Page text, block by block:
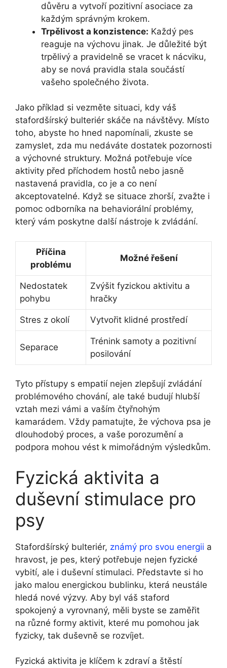
důvěru a vytvoří pozitivní asociace za
každým správným krokem.
Trpělivost a konzistence: Každý pes
reaguje na výchovu jinak. ‍Je důležité⁣ být
trpělivý a pravidelně se vracet k nácviku,
aby se nová pravidla stala součástí
vašeho společného ‌života.
Jako příklad si vezměte situaci, kdy váš
stafordšírský bulteriér skáče na návštěvy. Místo
toho, abyste ho hned napomínali, zkuste se
zamyslet, zda ⁢mu nedáváte dostatek pozornosti
a výchovné struktury. Možná potřebuje více
aktivity před příchodem hostů ⁣nebo⁣ jasně​
nastavená pravidla, co je a co není
akceptovatelné.⁤ Když se situace zhorší, zvažte⁢ i
pomoc odborníka na behaviorální problémy,
který vám ⁢poskytne další nástroje k ⁢zvládání.
Příčina
problému
Možné řešení
Nedostatek
pohybu
Zvýšit fyzickou aktivitu a
hračky
Stres z okolí Vytvořit klidné prostředí
Separace
Trénink⁤ samoty a pozitivní
posilování
Tyto přístupy s empatií nejen zlepšují zvládání
⁤problémového chování, ale také budují⁢ hlubší
vztah mezi vámi a vaším čtyřnohým
kamarádem. ⁤Vždy pamatujte, že výchova psa je
dlouhodobý proces, a vaše porozumění a
podpora mohou vést k mimořádným výsledkům.
Fyzická aktivita ⁤a
duševní stimulace pro
psy
Stafordšírský bulteriér, známý pro svou energii a
hravost, je‍ pes, který potřebuje nejen fyzické⁤
vybití, ale‌ i duševní stimulaci.​ Představte si ho
jako malou energickou ‍bublinku, která neustále
hledá nové výzvy. Aby byl váš staford
spokojený a vyrovnaný, měli byste se zaměřit
na různé formy aktivit, které mu pomohou jak
fyzicky, tak ​duševně⁣ se rozvíjet.
Fyzická ⁣aktivita je ⁢klíčem k zdraví a štěstí